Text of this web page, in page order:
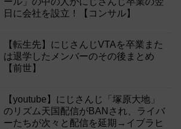
日に会社を設立！【コンサル】
【転生先】にじさんじVTAを卒業また
は退学したメンバーのその後まとめ
【前世】
【youtube】にじさんじ「塚原大地」
のリズム天国配信がBANされ、ライバ
ーたちが次々と配信を延期→イブラヒ